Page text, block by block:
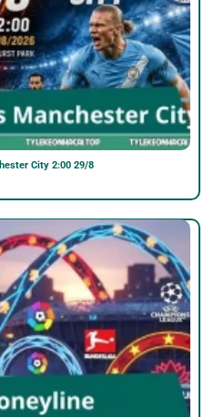
City 2:00 29/8